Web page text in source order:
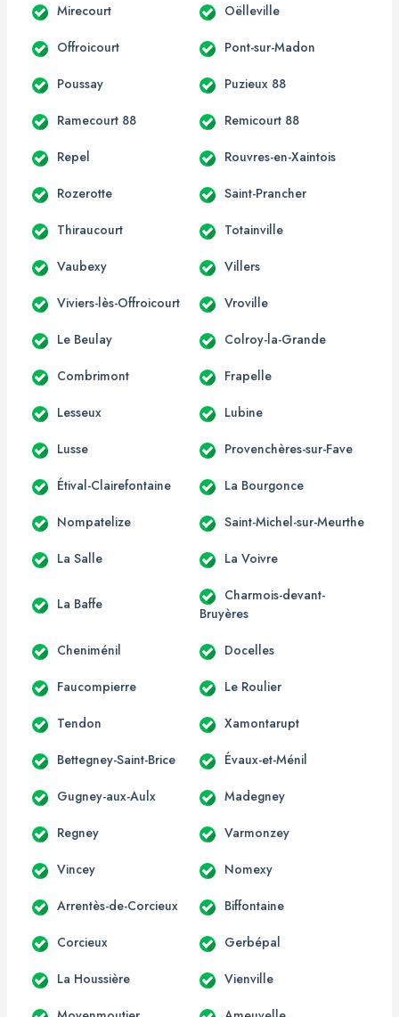
Mirecourt Oëlleville
Offroicourt Pont-sur-Madon
Poussay Puzieux 88
Ramecourt 88 Remicourt 88
Repel Rouvres-en-Xaintois
Rozerotte Saint-Prancher
Thiraucourt Totainville
Vaubexy Villers
Viviers-lès-Offroicourt Vroville
Le Beulay Colroy-la-Grande
Combrimont Frapelle
Lesseux Lubine
Lusse Provenchères-sur-Fave
Étival-Clairefontaine La Bourgonce
Nompatelize Saint-Michel-sur-Meurthe
La Salle La Voivre
La Baffe
Charmois-devant-
Bruyères
Cheniménil Docelles
Faucompierre Le Roulier
Tendon Xamontarupt
Bettegney-Saint-Brice Évaux-et-Ménil
Gugney-aux-Aulx Madegney
Regney Varmonzey
Vincey Nomexy
Arrentès-de-Corcieux Biffontaine
Corcieux Gerbépal
La Houssière Vienville